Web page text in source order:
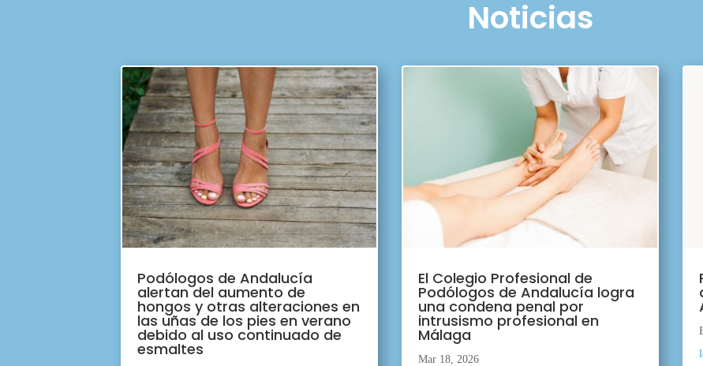
Noticias
Podólogos de Andalucía
alertan del aumento de
hongos y otras alteraciones en
las uñas de los pies en verano
debido al uso continuado de
esmaltes
El Colegio Profesional de
Podólogos de Andalucía logra
una condena penal por
intrusismo profesional en
Málaga
Mar 18, 2026